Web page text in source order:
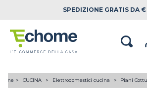
SPEDIZIONE GRATIS DA
CUCINA Elettrodomestici cucina Piani